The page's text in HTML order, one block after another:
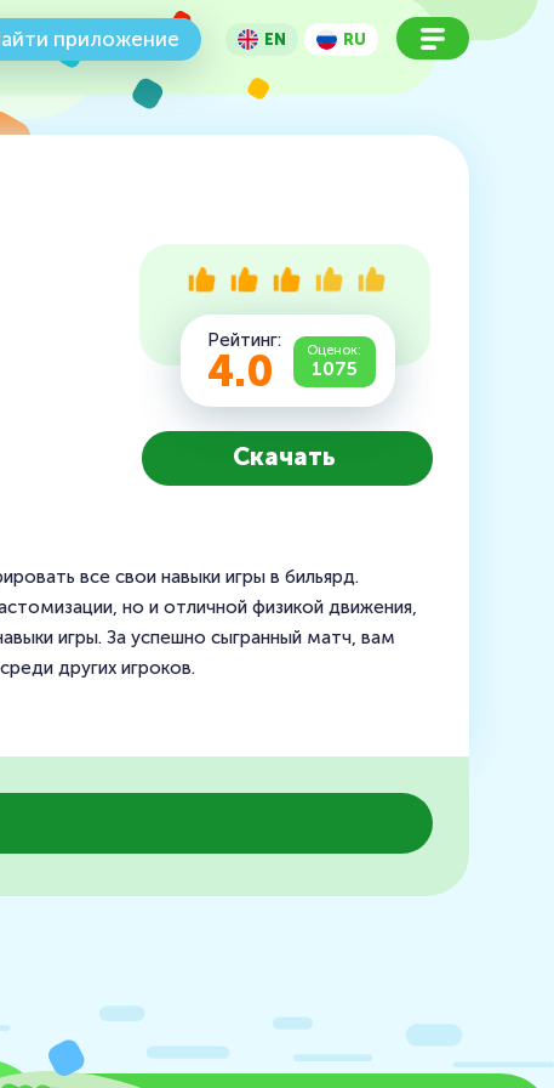
приложение EN RU
Рейтинг:
4.0 Оценок:
1075
Скачать
все свои навыки игры в бильярд.
но и отличной физикой движения,
игры. За успешно сыгранный матч, вам
других игроков.